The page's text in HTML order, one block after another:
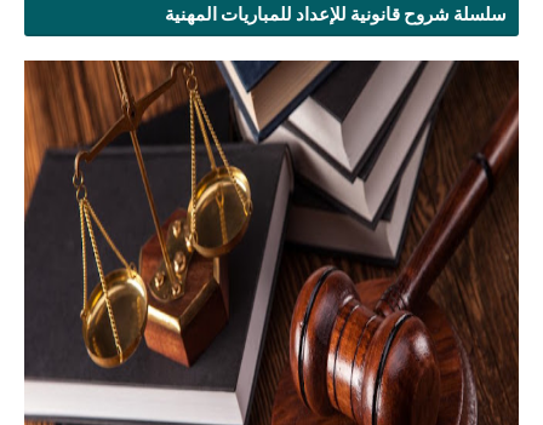
سلسلة شروح قانونية للإعداد للمباريات المهنية